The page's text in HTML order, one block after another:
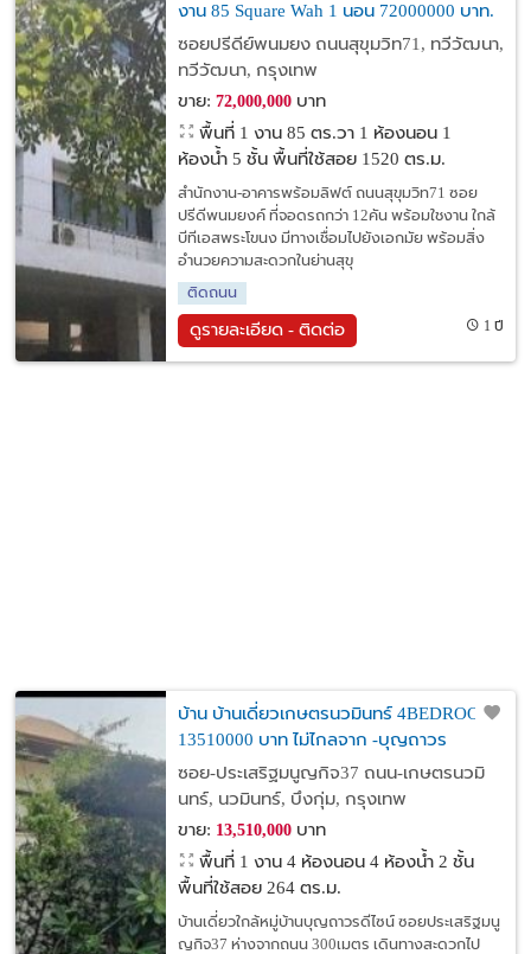
งาน 85 Square Wah 1 นอน 72000000 บาท.
ถูก พร้อมใช้งาน
ซอยปรีดีย์พนมยง ถนนสุขุมวิท71, ทวีวัฒนา,
ทวีวัฒนา, กรุงเทพ
ขาย: 72,000,000บาท
พื้นที่ 1 งาน 85 ตร.วา 1 ห้องนอน 1
ห้องน้ำ 5 ชั้น พื้นที่ใช้สอย 1520 ตร.ม.
สำนักงาน-อาคารพร้อมลิฟต์ ถนนสุขุมวิท71 ซอย
ปรีดีพนมยงค์ ที่จอดรถกว่า 12คัน พร้อมใชงาน ใกล้
บีทีเอสพระโขนง มีทางเชื่อมไปยังเอกมัย พร้อมสิ่ง
อำนวยความสะดวกในย่านสุขุ
ติดถนน
ดูรายละเอียด - ติดต่อ 1 ปี
บ้าน บ้านเดี่ยวเกษตรนวมินทร์ 4BEDROOM
13510000 บาท ไม่ไกลจาก -บุญถาวร
บรรยากาศดี
ซอย-ประเสริฐมนูญกิจ37 ถนน-เกษตรนวมิ
นทร์, นวมินทร์, บึงกุ่ม, กรุงเทพ
ขาย: 13,510,000บาท
พื้นที่ 1 งาน 4 ห้องนอน 4 ห้องน้ำ 2 ชั้น
พื้นที่ใช้สอย 264 ตร.ม.
บ้านเดี่ยวใกล้หมู่บ้านบุญถาวรดีไซน์ ซอยประเสริฐมนู
ญกิจ37 ห่างจากถนน 300เมตร เดินทางสะดวกไป